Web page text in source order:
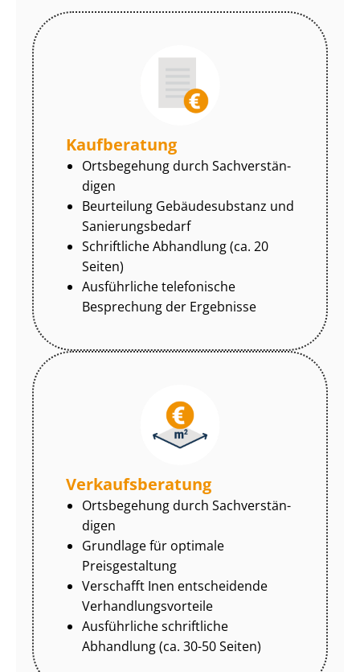
Kaufberatung
Ortsbegehung durch Sach­ver­stän­
di­gen
Beurteilung Gebäudesubstanz und
Sa­nie­rungs­be­darf
Schriftliche Abhandlung (ca. 20
Seiten)
Ausführliche telefonische
Besprechung der Ergebnisse
Ver­kaufs­be­ra­tung
Ortsbegehung durch Sach­ver­stän­
di­gen
Grundlage für optimale
Preisgestaltung
Verschafft Inen entscheidende
Ver­hand­lungs­vor­tei­le
Ausführliche schriftliche
Abhandlung (ca. 30-50 Seiten)